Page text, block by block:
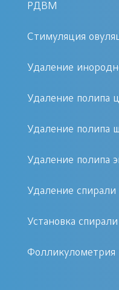
Общий анализ
Анализ крови
антитела
Консультация
Общий анализ
антитела
УЗИ 3Д \ 4Д
РДВМ
Стимуляция
Удаление
Удаление полипа
Удаление полипа
Удаление полипа
Удаление спирали
Установка спирали
Фолликулометрия